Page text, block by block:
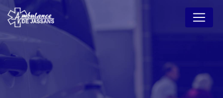
Panneau de gestion des cookies